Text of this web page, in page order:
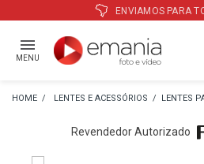
ATÉ
MENU
LENTES E ACESSÓRIOS LENTES
Revendedor Autorizado